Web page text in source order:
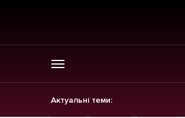
Актуальні теми:
ГОЛОВНЕ